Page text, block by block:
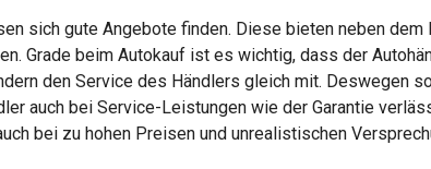
sich gute Angebote finden. Diese bieten neben dem
Grade beim Autokauf ist es wichtig, dass der
den Service des Händlers gleich mit. Deswegen
auch bei Service-Leistungen wie der Garantie
bei zu hohen Preisen und unrealistischen